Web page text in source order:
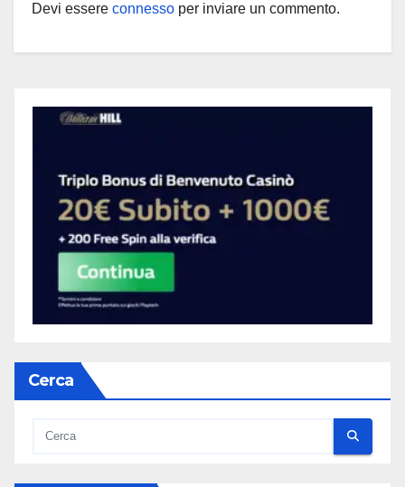
Devi essere connesso per inviare un commento.
Cerca